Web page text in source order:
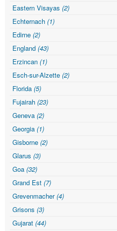
Eastern Visayas (2)
Echternach (1)
Edirne (2)
England (43)
Erzincan (1)
Esch-sur-Alzette (2)
Florida (5)
Fujairah (23)
Geneva (2)
Georgia (1)
Gisborne (2)
Glarus (3)
Goa (32)
Grand Est (7)
Grevenmacher(4)
Grisons (3)
Gujarat (44)